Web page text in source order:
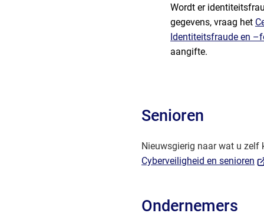
Wordt er
gegevens, vraag het
Identiteitsfraude en
aangifte.
Senioren
Nieuwsgierig naar wat u zelf
Cyberveiligheid en senioren
Ondernemers